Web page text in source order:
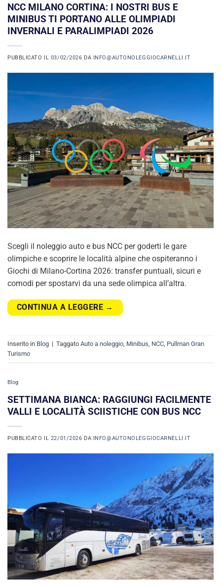
NCC MILANO CORTINA: I NOSTRI BUS E
MINIBUS TI PORTANO ALLE OLIMPIADI
INVERNALI E PARALIMPIADI 2026
PUBBLICATO IL 03/02/2026 DA INFO@AUTONOLEGGIOCARNELLI.IT
Scegli il noleggio auto e bus NCC per goderti le gare
olimpiche e scoprire le località alpine che ospiteranno i
Giochi di Milano-Cortina 2026: transfer puntuali, sicuri e
comodi per spostarvi da una sede olimpica all’altra.
CONTINUA A LEGGERE →
Inserito in Blog | Taggato Auto a noleggio Minibus NCC Pullman Gran
Turismo
Blog
SETTIMANA BIANCA: RAGGIUNGI FACILMENTE
VALLI E LOCALITÀ SCIISTICHE CON BUS NCC
PUBBLICATO IL 22/01/2026 DA INFO@AUTONOLEGGIOCARNELLI.IT